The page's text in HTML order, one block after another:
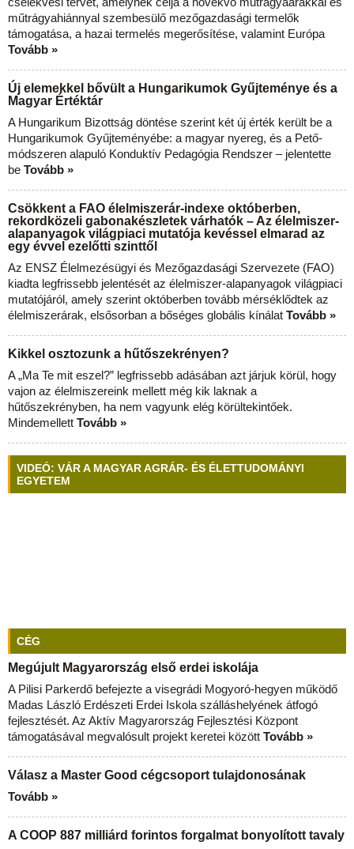
műtrágyahiánnyal szembesülő mezőgazdasági termelők
támogatása, a hazai termelés megerősítése, valamint Európa
Tovább »
Új elemekkel bővült a Hungarikumok Gyűjteménye és a
Magyar Értéktár
A Hungarikum Bizottság döntése szerint két új érték került be a
Hungarikumok Gyűjteményébe: a magyar nyereg, és a Pető-
módszeren alapuló Konduktív Pedagógia Rendszer – jelentette
be Tovább »
Csökkent a FAO élelmiszerár-indexe októberben,
rekordközeli gabonakészletek várhatók – Az élelmiszer-
alapanyagok világpiaci mutatója kevéssel elmarad az
egy évvel ezelőtti szinttől
Az ENSZ Élelmezésügyi és Mezőgazdasági Szervezete (FAO)
kiadta legfrissebb jelentését az élelmiszer-alapanyagok világpiaci
mutatójáról, amely szerint októberben tovább mérséklődtek az
élelmiszerárak, elsősorban a bőséges globális kínálat Tovább »
Kikkel osztozunk a hűtőszekrényen?
A „Ma Te mit eszel?” legfrissebb adásában azt járjuk körül, hogy
vajon az élelmiszereink mellett még kik laknak a
hűtőszekrényben, ha nem vagyunk elég körültekintőek.
Mindemellett Tovább »
VIDEÓ: VÁR A MAGYAR AGRÁR- ÉS ÉLETTUDOMÁNYI
EGYETEM
CÉG
Megújult Magyarország első erdei iskolája
A Pilisi Parkerdő befejezte a visegrádi Mogyoró-hegyen működő
Madas László Erdészeti Erdei Iskola szálláshelyének átfogó
fejlesztését. Az Aktív Magyarország Fejlesztési Központ
támogatásával megvalósult projekt keretei között Tovább »
Válasz a Master Good cégcsoport tulajdonosának
Tovább »
A COOP 887 milliárd forintos forgalmat bonyolított tavaly